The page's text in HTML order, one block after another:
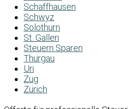
Schaffhausen
Schwyz
Solothurn
St. Gallen
Steuern Sparen
Thurgau
Uri
Zug
Zürich